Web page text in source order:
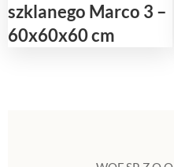
szklanego Marco 3 –
60x60x60 cm